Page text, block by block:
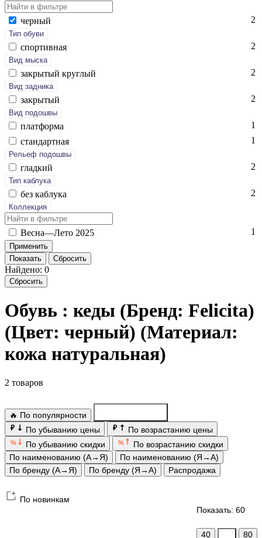
чер­ный 2
Тип обуви
спор­тивная 2
Вид мыска
зак­ры­тый круг­лый 2
Вид задника
зак­ры­тый 2
Вид подошвы
плат­форма
1
стан­дарт­ная
1
Рельеф подошвы
глад­кий 2
Тип каблука
без каб­лу­ка 2
Коллекция
Вес­на—Ле­то 2025 1
Показать Сбросить
Найдено: 0
Сбросить
Обувь : кеды (Бренд: Felicita)
(Цвет: черный) (Материал:
кожа натуральная)
2 товаров
🔥 По популярности
₽ По убыванию цены ₽ По возрастанию цены
% По убыванию скидки %
По возрастанию скидки
По наименованию (А→Я)
По наименованию (Я→А)
По бренду (А→Я)
По бренду (Я→А) Распродажа
По новинкам
Показать: 60
40 80